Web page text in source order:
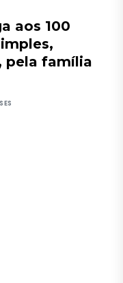
aos 100
pela família